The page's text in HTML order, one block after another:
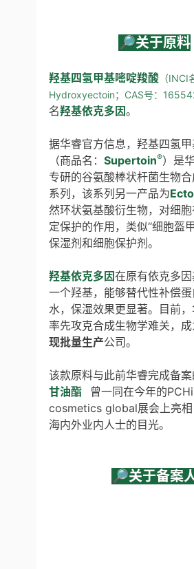
🔎关于原料
羟基四氢甲基嘧啶羧酸（INCI
Hydroxyectoin；CAS号：
名羟基依克多因。
据华睿官方信息，羟基四氢
（商品名： Supertoin®）是
专研的谷氨酸棒状杆菌生物
系列，该系列另一产品为
然环状氨基酸衍生物，对细
定保护的作用，类似“细胞盔
保湿剂和细胞保护剂。
羟基依克多因在原有依克多
一个羟基，能够替代性补偿
水，保湿效果更显著。目前
率先攻克合成生物学难关，成
现批量生产公司。
该款原料与此前华睿完成备案
甘油酯
曾一同在今年的
cosmetics global展会上亮相
海内外业内人士的目光。
🔎关于备案